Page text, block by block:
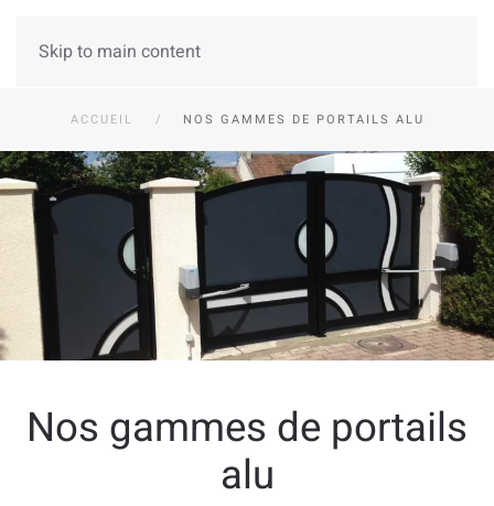
Skip to main content
ACCUEIL NOS GAMMES DE PORTAILS ALU
Nos gammes de portails
alu